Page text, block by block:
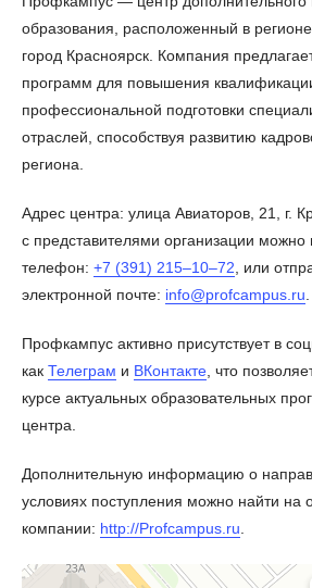
образования, расположенный в
город Красноярск. Компания
программ для повышения
профессиональной подготовки
отраслей, способствуя развитию
региона.
Адрес центра: улица Авиаторов, 21, г.
с представителями организации можно
телефон: +7 (391) 215‒10‒72 , или
электронной почте: info@profcampus.ru
Профкампус активно присутствует в
как Телеграм и ВКонтакте , что
курсе актуальных образовательных
центра.
Дополнительную информацию о
условиях поступления можно найти на
компании: http://Profcampus.ru